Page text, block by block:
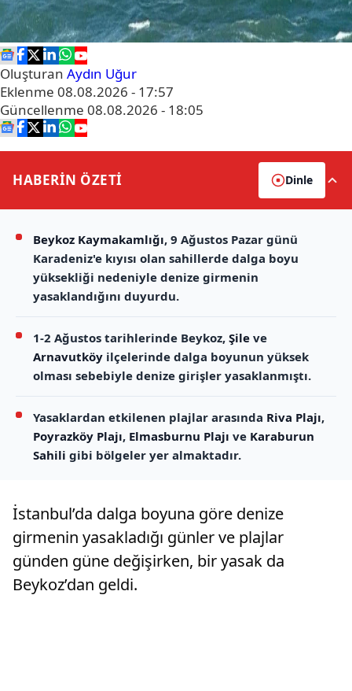
Oluşturan Aydın Uğur
Eklenme 08.08.2026 - 17:57
Güncellenme 08.08.2026 - 18:05
HABERİN ÖZETİ Dinle
Beykoz Kaymakamlığı, 9 Ağustos Pazar günü
Karadeniz'e kıyısı olan sahillerde dalga boyu
yüksekliği nedeniyle denize girmenin
yasaklandığını duyurdu.
1-2 Ağustos tarihlerinde Beykoz, Şile ve
Arnavutköy ilçelerinde dalga boyunun yüksek
olması sebebiyle denize girişler yasaklanmıştı.
Yasaklardan etkilenen plajlar arasında Riva Plajı,
Poyrazköy Plajı, Elmasburnu Plajı ve Karaburun
Sahili gibi bölgeler yer almaktadır.
İstanbul’da dalga boyuna göre denize
girmenin yasakladığı günler ve plajlar
günden güne değişirken, bir yasak da
Beykoz’dan geldi.